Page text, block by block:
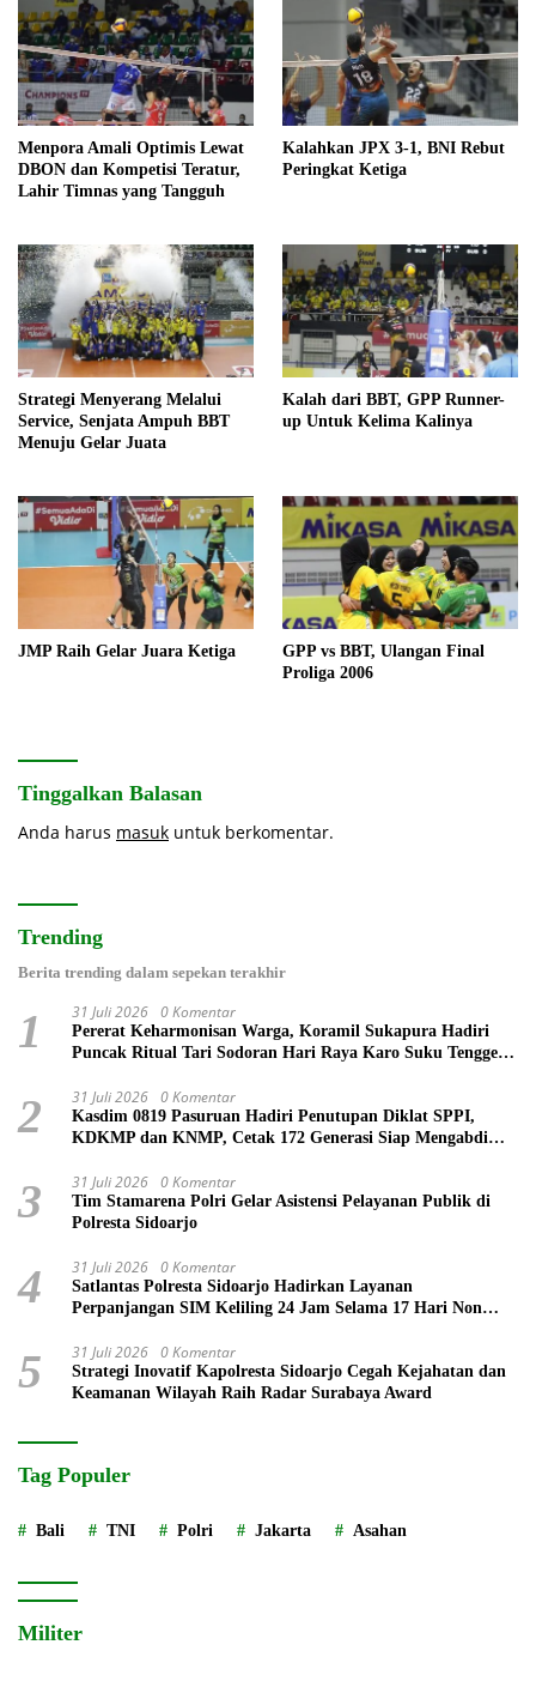
Menpora Amali Optimis Lewat
DBON dan Kompetisi Teratur,
Lahir Timnas yang Tangguh
Kalahkan JPX 3-1, BNI Rebut
Peringkat Ketiga
Strategi Menyerang Melalui
Service, Senjata Ampuh BBT
Menuju Gelar Juata
Kalah dari BBT, GPP Runner-
up Untuk Kelima Kalinya
JMP Raih Gelar Juara Ketiga
GPP vs BBT, Ulangan Final
Proliga 2006
Tinggalkan Balasan
Anda harus masuk untuk berkomentar.
Trending
Berita trending dalam sepekan terakhir
1 31 Juli 2026 0 Komentar
Pererat Keharmonisan Warga, Koramil Sukapura Hadiri
Puncak Ritual Tari Sodoran Hari Raya Karo Suku Tengger
2 31 Juli 2026 0 Komentar
Kasdim 0819 Pasuruan Hadiri Penutupan Diklat SPPI,
KDKMP dan KNMP, Cetak 172 Generasi Siap Mengabdi
3 31 Juli 2026 0 Komentar
Tim Stamarena Polri Gelar Asistensi Pelayanan Publik di
Polresta Sidoarjo
4 31 Juli 2026 0 Komentar
Satlantas Polresta Sidoarjo Hadirkan Layanan
Perpanjangan SIM Keliling 24 Jam Selama 17 Hari Non
5 31 Juli 2026 0 Komentar
Strategi Inovatif Kapolresta Sidoarjo Cegah Kejahatan dan
Keamanan Wilayah Raih Radar Surabaya Award
Tag Populer
Bali TNI Polri Jakarta Asahan
Militer